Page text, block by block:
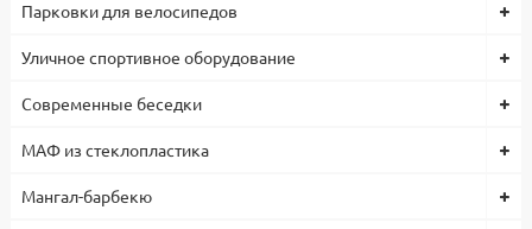
Парковки для велосипедов
Уличное спортивное оборудование
Современные беседки
МАФ из стеклопластика
Мангал-барбекю